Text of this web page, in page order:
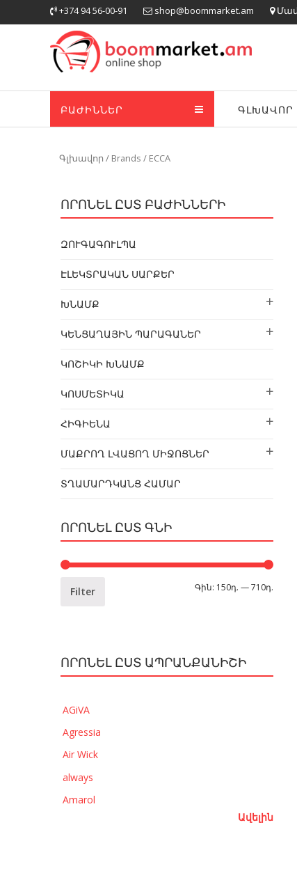
to
+374 94 56-00-91 shop@boommarket.am
ԲԱԺԻՆՆԵՐ ԳԼԽԱՎՈՐ
Գլխավոր / Brands / ECCA
ՈՐՈՆԵԼ ԸՍՏ ԲԱԺԻՆՆԵՐԻ
ԶՈՒԳԱԳՈՒԼՊԱ
ԷԼԵԿՏՐԱԿԱՆ ՍԱՐՔԵՐ
ԽՆԱՄՔ
ԿԵՆՑԱՂԱՅԻՆ ՊԱՐԱԳԱՆԵՐ
ԿՈՇԻԿԻ ԽՆԱՄՔ
ԿՈՍՄԵՏԻԿԱ
ՀԻԳԻԵՆԱ
ՄԱՔՐՈՂ ԼՎԱՑՈՂ ՄԻՋՈՑՆԵՐ
ՏՂԱՄԱՐԴԿԱՆՑ ՀԱՄԱՐ
ՈՐՈՆԵԼ ԸՍՏ ԳՆԻ
Filter Գին: 150դ. —710դ.
ՈՐՈՆԵԼ ԸՍՏ ԱՊՐԱՆՔԱՆԻՇԻ
AGiVA
Agressia
Air Wick
always
Amarol
Ավելին